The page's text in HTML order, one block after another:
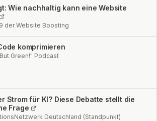
Wie nachhaltig kann eine Website
der Website Boosting
komprimieren
Green!" Podcast
Strom für KI? Diese Debatte stellt die
Frage
Deutschland (Standpunkt)